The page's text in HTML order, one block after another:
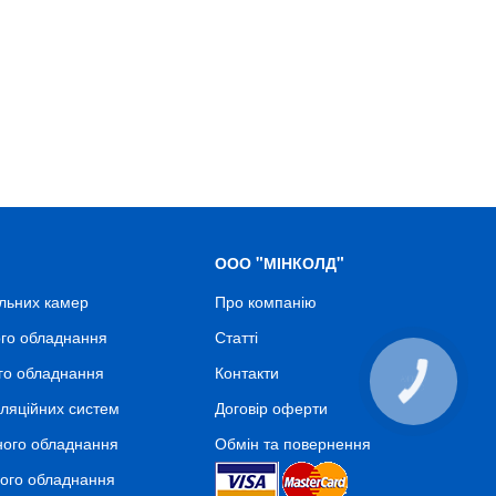
камер
обладнання
обладнання
систем
обладнання
обладнання
ООО "МІНКОЛД"
Про компанію
Статті
Контакти
Договір оферти
Обмін та повернення